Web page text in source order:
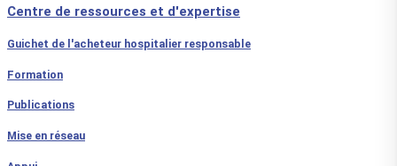
Centre de ressources et d'expertise
Guichet de l'acheteur hospitalier responsable
Formation
Publications
Mise en réseau